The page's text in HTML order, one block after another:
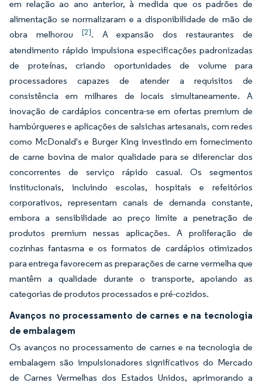
em relação ao ano anterior, à medida que os padrões de
alimentação se normalizaram e a disponibilidade de mão de
obra melhorou [2]. A expansão dos restaurantes de
atendimento rápido impulsiona especificações padronizadas
de proteínas, criando oportunidades de volume para
processadores capazes de atender a requisitos de
consistência em milhares de locais simultaneamente. A
inovação de cardápios concentra-se em ofertas premium de
hambúrgueres e aplicações de salsichas artesanais, com redes
como McDonald's e Burger King investindo em fornecimento
de carne bovina de maior qualidade para se diferenciar dos
concorrentes de serviço rápido casual. Os segmentos
institucionais, incluindo escolas, hospitais e refeitórios
corporativos, representam canais de demanda constante,
embora a sensibilidade ao preço limite a penetração de
produtos premium nessas aplicações. A proliferação de
cozinhas fantasma e os formatos de cardápios otimizados
para entrega favorecem as preparações de carne vermelha que
mantêm a qualidade durante o transporte, apoiando as
categorias de produtos processados e pré-cozidos.
Avanços no processamento de carnes e na tecnologia
de embalagem
Os avanços no processamento de carnes e na tecnologia de
embalagem são impulsionadores significativos do Mercado
de Carnes Vermelhas dos Estados Unidos, aprimorando a